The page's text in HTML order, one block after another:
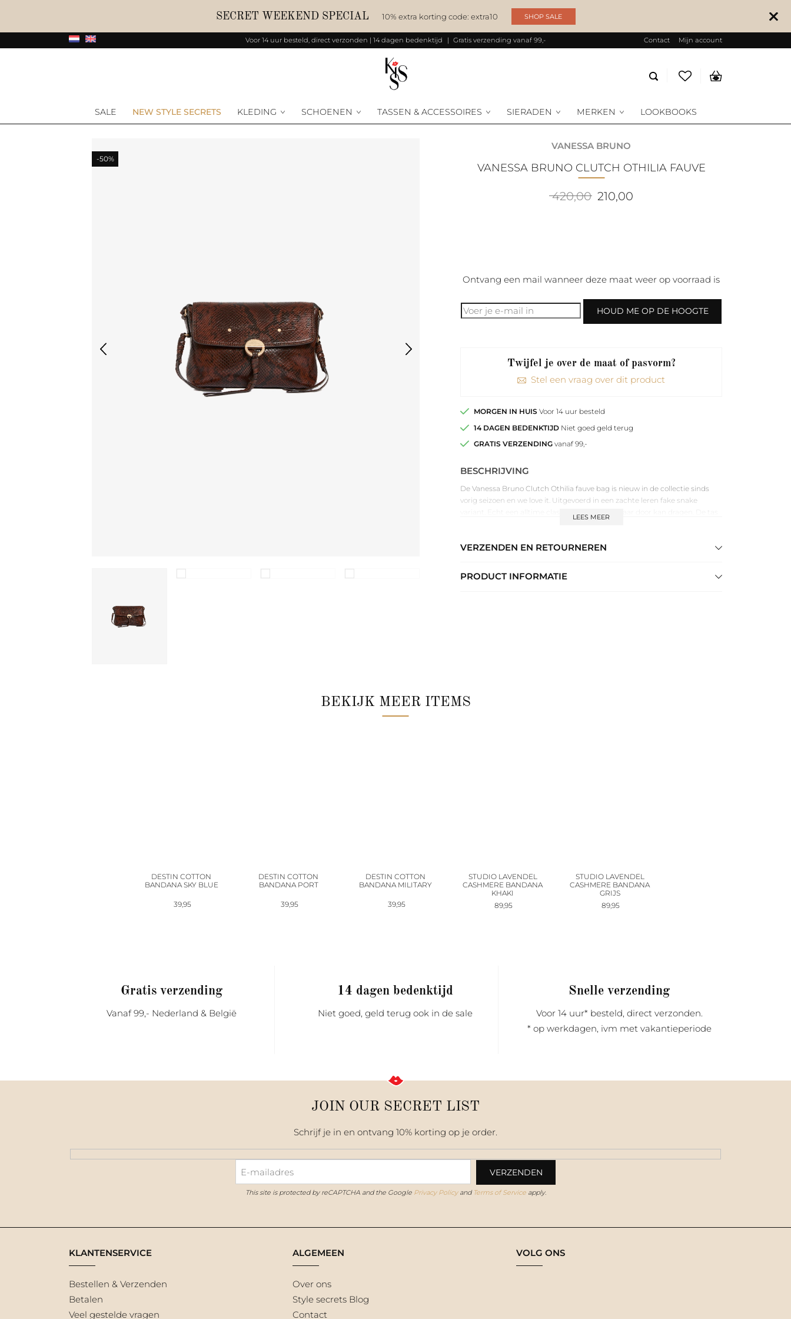
SECRET WEEKEND SPECIAL 10% extra korting code: extra10 SHOP SALE
Voor 14 uur besteld, direct verzonden | 14 dagen bedenktijd Gratis verzending vanaf 99,- Contact Mijn account
Producten
zoeken
SALE NEW STYLE SECRETS KLEDING SCHOENEN TASSEN & ACCESSOIRES SIERADEN MERKEN LOOKBOOKS
-50%
VANESSA BRUNO
VANESSA BRUNO CLUTCH OTHILIA FAUVE
420,00 Oorspronkelijke
prijs
210,00
Ontvang een mail wanneer deze maat weer op voorraad is
HOUD ME OP DE HOOGTE
Twijfel je over de maat of pasvorm?
Stel een vraag over dit product
MORGEN IN HUIS Voor 14 uur besteld
14 DAGEN BEDENKTIJDNiet goed geld terug
GRATIS VERZENDINGvanaf 99,-
BESCHRIJVING
De Vanessa Bruno Clutch Othilia fauve bag is nieuw in de collectie sinds
vorig seizoen en we love it. Uitgevoerd in een zachte leren fake snake
LEES MEER
VERZENDEN EN RETOURNEREN
PRODUCT INFORMATIE
BEKIJK MEER ITEMS
DESTIN COTTON
BANDANA SKY BLUE
39,95
DESTIN COTTON
BANDANA PORT
39,95
DESTIN COTTON
BANDANA MILITARY
39,95
STUDIO LAVENDEL
CASHMERE BANDANA
KHAKI
89,95
STUDIO LAVENDEL
CASHMERE BANDANA
GRIJS
89,95
Gratis verzending
Vanaf 99,- Nederland & België
14 dagen bedenktijd
Niet goed, geld terug ook in de sale
Snelle verzending
Voor 14 uur* besteld, direct verzonden.
* op werkdagen, ivm met vakantieperiode
JOIN OUR SECRET LIST
Schrijf je in en ontvang 10% korting op je order.
This site is protected by reCAPTCHA and the Google Privacy Policyand Terms of Serviceapply.
KLANTENSERVICE
Bestellen & Verzenden
Betalen
Veel gestelde vragen
ALGEMEEN
Over ons
Style secrets Blog
Contact
VOLG ONS